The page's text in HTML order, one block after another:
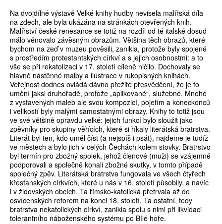
Na dvojdílné výstavě Velké knihy hudby nevisela malířská díla
na zdech, ale byla ukázána na stránkách otevřených knih.
Malířství české renesance se totiž na rozdíl od té italské dosud
málo věnovalo závěsným obrazům. Většina těch obrazů, které
bychom na zeď v muzeu pověsili, zanikla, protože byly spojené
s prostředím protestantských církví a s jejich osobnostmi: a to
vše se při rekatolizaci v 17. století cíleně ničilo. Dochovaly se
hlavně nástěnné malby a ilustrace v rukopisných knihách.
Veřejnost dodnes ovládá dávno přežité přesvědčení, že je to
umění jaksi druhořadé, protože „aplikované“, služebné. Mnohé
z vystavených maleb ale svou kompozicí, pojetím a koneckonců
i velikostí byly malými samostatnými obrazy. Knihy to totiž jsou
ve své většině opravdu velké: jejich funkcí bylo sloužit jako
zpěvníky pro skupiny věřících, které si říkaly literátská bratrstva.
Literát byl ten, kdo uměl číst (a nejspíš i psát), najdeme je tudíž
ve městech a bylo jich v celých Čechách kolem stovky. Bratrstvo
byl termín pro zbožný spolek, jehož členové (muži) se vzájemně
podporovali a společně konali zbožné skutky, v tomto případě
společný zpěv. Literátská bratrstva fungovala ve všech čtyřech
křesťanských církvích, které u nás v 16. století působily, a navíc
i v židovských obcích. Ta římsko-katolická přetrvala až do
osvícenských reforem na konci 18. století. Ta ostatní, tedy
bratrstva nekatolických církví, zanikla spolu s nimi při likvidaci
tolerantního náboženského systému po Bílé hoře.